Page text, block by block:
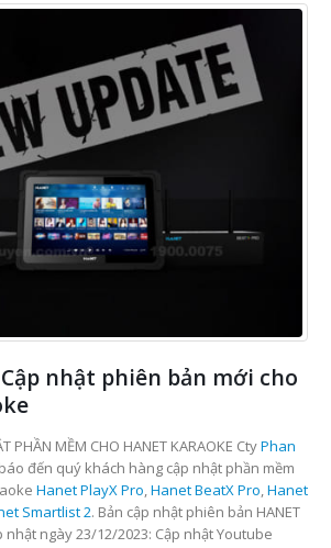
Cập nhật phiên bản mới cho
PHẦN MỀM CHO HANET KARAOKE CtyPhan
đến quý khách hàng cập nhật phần mềm
Hanet PlayX Pro,Hanet BeatX Pro,Hanet
Smartlist 2. Bản cập nhật phiên bản HANET
nhật ngày 23/12/2023: Cập nhật Youtube